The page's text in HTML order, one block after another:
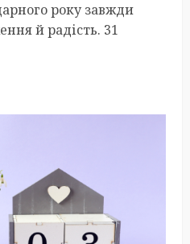
року завжди
й радість. 31